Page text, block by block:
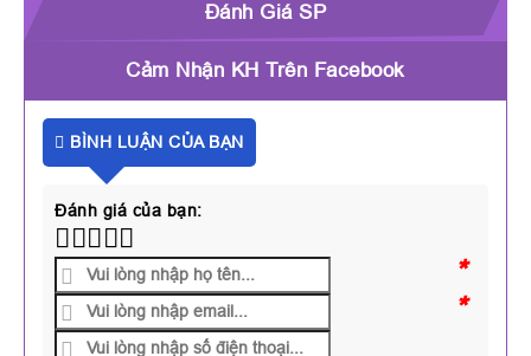
Đánh Giá SP
Cảm Nhận KH Trên Facebook
BÌNH LUẬN CỦA BẠN
Đánh giá của bạn:
*
*